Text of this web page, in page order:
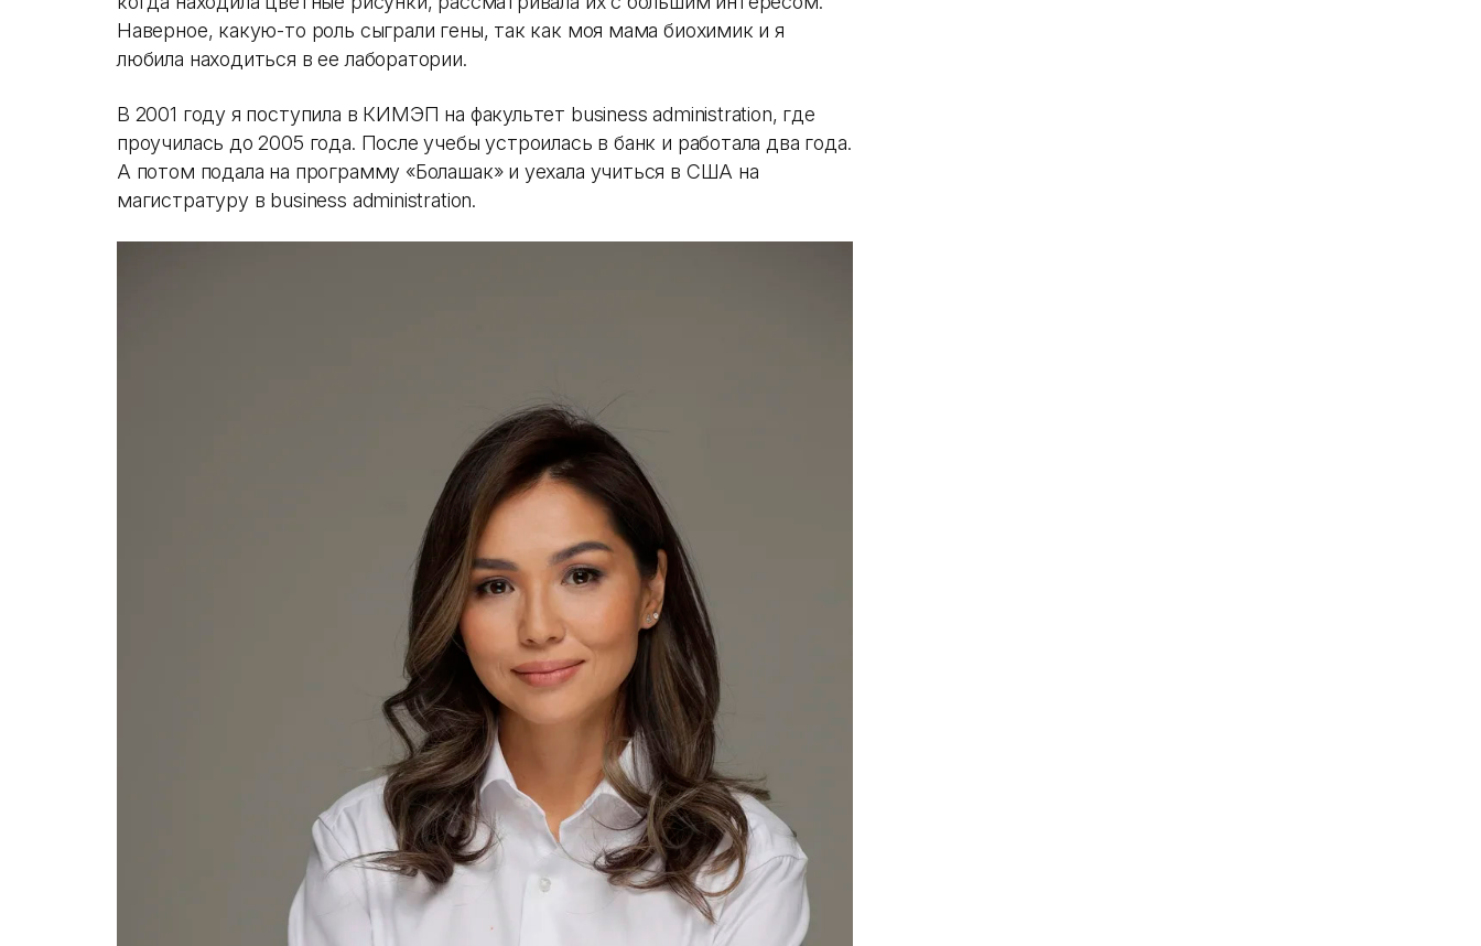
Наверное, какую-то роль сыграли гены, так как моя мама биохимик и я
любила находиться в ее лаборатории.
В 2001 году я поступила в КИМЭП на факультет business administration, где
проучилась до 2005 года. После учебы устроилась в банк и работала два года.
А потом подала на программу «Болашак» и уехала учиться в США на
магистратуру в business administration.